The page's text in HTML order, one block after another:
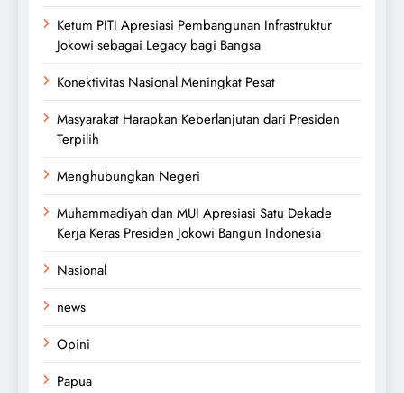
Ketum PITI Apresiasi Pembangunan Infrastruktur
Jokowi sebagai Legacy bagi Bangsa
Konektivitas Nasional Meningkat Pesat
Masyarakat Harapkan Keberlanjutan dari Presiden
Terpilih
Menghubungkan Negeri
Muhammadiyah dan MUI Apresiasi Satu Dekade
Kerja Keras Presiden Jokowi Bangun Indonesia
Nasional
news
Opini
Papua